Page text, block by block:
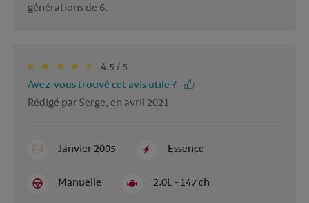
générations de 6.
4.5 / 5
Avez-vous trouvé cet avis utile ?
Rédigé par Serge, en avril 2021
Janvier 2005 Essence
Manuelle 2.0L - 147 ch